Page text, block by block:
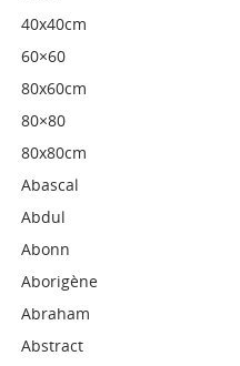
40x40cm
60×60
80x60cm
80×80
80x80cm
Abascal
Abdul
Abonn
Aborigène
Abraham
Abstract